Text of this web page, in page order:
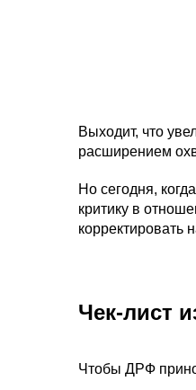
Выходит, что
расширением
Но сегодня,
критику в
корректировать
Чек-лист
Чтобы ДРФ